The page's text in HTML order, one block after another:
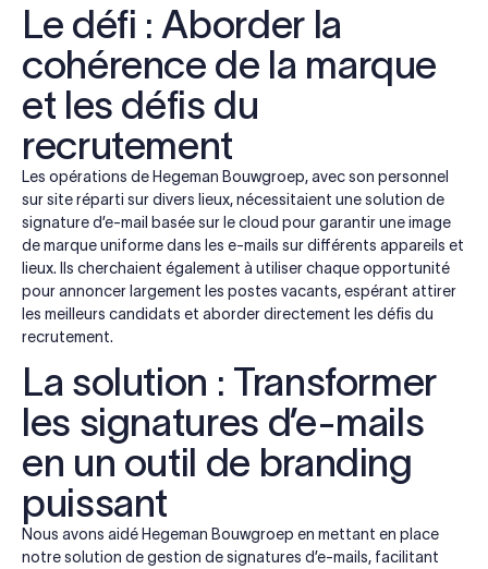
Le défi : Aborder la
cohérence de la marque
et les défis du
recrutement
Les opérations de Hegeman Bouwgroep, avec son personnel
sur site réparti sur divers lieux, nécessitaient une solution de
signature d’e-mail basée sur le cloud pour garantir une image
de marque uniforme dans les e-mails sur différents appareils et
lieux. Ils cherchaient également à utiliser chaque opportunité
pour annoncer largement les postes vacants, espérant attirer
les meilleurs candidats et aborder directement les défis du
recrutement.
La solution : Transformer
les signatures d’e-mails
en un outil de branding
puissant
Nous avons aidé Hegeman Bouwgroep en mettant en place
notre solution de gestion de signatures d’e-mails, facilitant